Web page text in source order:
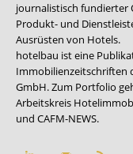
journalistisch fundierter
Produkt- und
Ausrüsten von Hotels.
hotelbau ist eine
Immobilienzeitschriften
GmbH. Zum Portfolio
Arbeitskreis
und CAFM-NEWS.